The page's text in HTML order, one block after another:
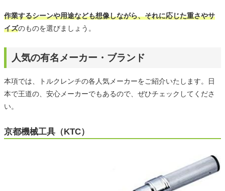
作業するシーンや用途なども想像しながら、それに応じた重さやサ
イズのものを選びましょう。
人気の有名メーカー・ブランド
本項では、トルクレンチの各人気メーカーをご紹介いたします。日
本で王道の、安心メーカーでもあるので、ぜひチェックしてくださ
い。
京都機械工具（KTC）